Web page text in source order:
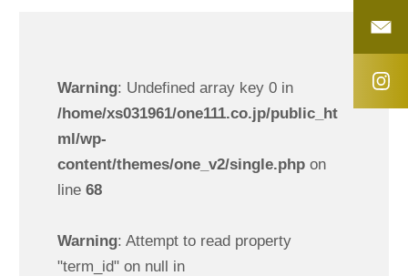
Warning: Undefined array key 0 in
/home/xs031961/one111.co.jp/public_ht
ml/wp-
content/themes/one_v2/single.phpon
line 68
Warning: Attempt to read property
"term_id" on null in